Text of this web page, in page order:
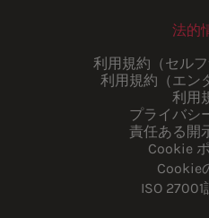
法的
利用規約（セルフ
利用規約（エン
利用
プライバシ
責任ある開
Cookie
Cookie
ISO